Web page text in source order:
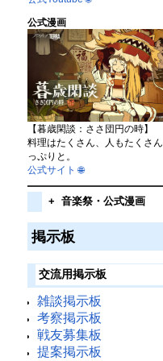
公式漫画
【暮歳閑談：ささ団円の時】
料理はたくさん、人もたくさ
っぷりと。
公式サイト 🌐
+ 音楽祭・公式漫画
掲示板
交流用掲示板
雑談掲示板
考察掲示板
戦友募集板
提案掲示板